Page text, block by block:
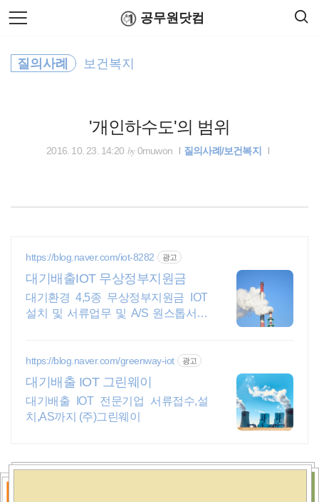
본
문
로
공무원닷컴
'개인하수도'의 범위
질의사례 보건복지
2016. 10. 23. 14:20 by0muwon 질의사례/보건복지
https://blog.naver.com/iot-8282 광고
대기배출IOT 무상정부지원금
대기환경 4,5종 무상정부지원금 IOT
설치 및 서류업무 및 A/S 원스톱서비
https://blog.naver.com/greenway-iot 광고
대기배출 IOT 그린웨이
대기배출 IOT 전문기업 서류접수,설
치,AS까지 (주)그린웨이
검
색
행정자치부
공무원 봉급표
소방공무원
공무원연금관리공단